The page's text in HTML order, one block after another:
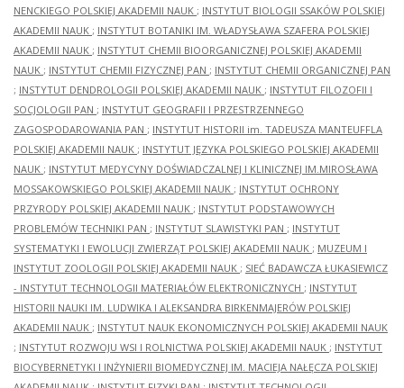
NENCKIEGO POLSKIEJ AKADEMII NAUK ; INSTYTUT BIOLOGII SSAKÓW POLSKIEJ
AKADEMII NAUK ; INSTYTUT BOTANIKI IM. WŁADYSŁAWA SZAFERA POLSKIEJ
AKADEMII NAUK ; INSTYTUT CHEMII BIOORGANICZNEJ POLSKIEJ AKADEMII
NAUK ; INSTYTUT CHEMII FIZYCZNEJ PAN ; INSTYTUT CHEMII ORGANICZNEJ PAN
; INSTYTUT DENDROLOGII POLSKIEJ AKADEMII NAUK ; INSTYTUT FILOZOFII I
SOCJOLOGII PAN ; INSTYTUT GEOGRAFII I PRZESTRZENNEGO
ZAGOSPODAROWANIA PAN ; INSTYTUT HISTORII im. TADEUSZA MANTEUFFLA
POLSKIEJ AKADEMII NAUK ; INSTYTUT JĘZYKA POLSKIEGO POLSKIEJ AKADEMII
NAUK ; INSTYTUT MEDYCYNY DOŚWIADCZALNEJ I KLINICZNEJ IM.MIROSŁAWA
MOSSAKOWSKIEGO POLSKIEJ AKADEMII NAUK ; INSTYTUT OCHRONY
PRZYRODY POLSKIEJ AKADEMII NAUK ; INSTYTUT PODSTAWOWYCH
PROBLEMÓW TECHNIKI PAN ; INSTYTUT SLAWISTYKI PAN ; INSTYTUT
SYSTEMATYKI I EWOLUCJI ZWIERZĄT POLSKIEJ AKADEMII NAUK ; MUZEUM I
INSTYTUT ZOOLOGII POLSKIEJ AKADEMII NAUK ; SIEĆ BADAWCZA ŁUKASIEWICZ
- INSTYTUT TECHNOLOGII MATERIAŁÓW ELEKTRONICZNYCH ; INSTYTUT
HISTORII NAUKI IM. LUDWIKA I ALEKSANDRA BIRKENMAJERÓW POLSKIEJ
AKADEMII NAUK ; INSTYTUT NAUK EKONOMICZNYCH POLSKIEJ AKADEMII NAUK
; INSTYTUT ROZWOJU WSI I ROLNICTWA POLSKIEJ AKADEMII NAUK ; INSTYTUT
BIOCYBERNETYKI I INŻYNIERII BIOMEDYCZNEJ IM. MACIEJA NAŁĘCZA POLSKIEJ